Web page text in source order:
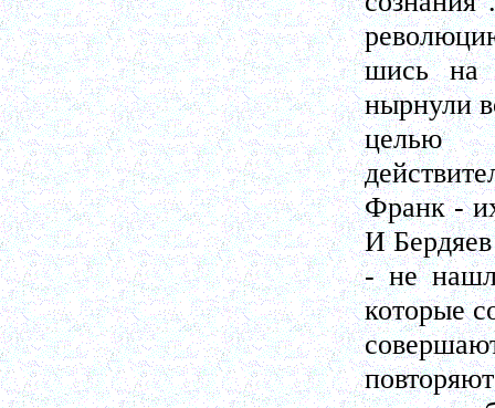
шись на
нырнули
целью
Франк -
И
- не
которые